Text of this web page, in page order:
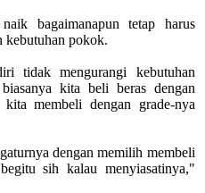
bagaimanapun tetap harus
kebutuhan pokok.
tidak mengurangi kebutuhan
kita beli beras dengan
membeli dengan grade-nya
dengan memilih membeli
sih kalau menyiasatinya,"